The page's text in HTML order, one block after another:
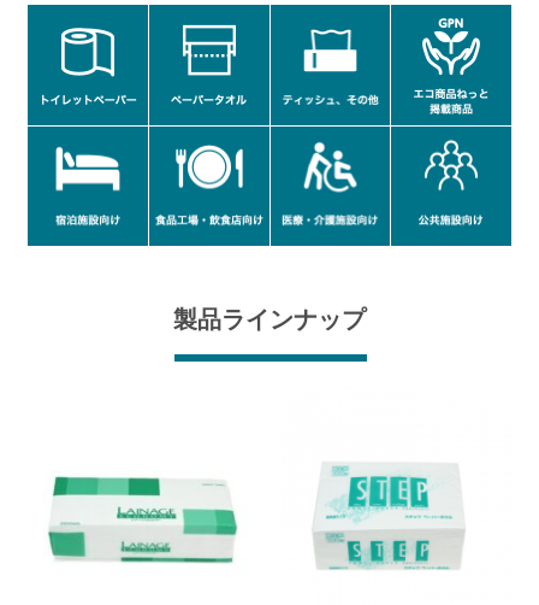
製品ラインナップ